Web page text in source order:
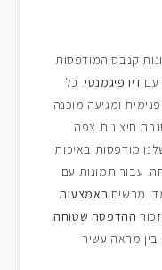
קנבס המודפסות
עם דיו פיגמנטי. כל
ומגיעה מוכנה
חיצונית צפה
מודפסות באיכות
עבור תמונות עם
מרשים באמצעות
ההדפסה שטוחה.
מראה עשיר